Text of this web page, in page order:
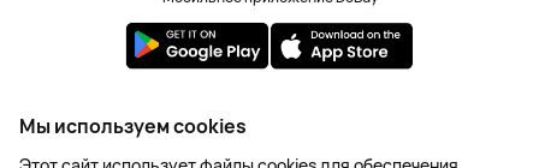
2023-2026 © DoBuy. Все права защищены
Правила обработки персональных данных
Мы используем cookies